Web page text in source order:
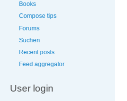
Books
Compose tips
Forums
Suchen
Recent posts
Feed aggregator
User login